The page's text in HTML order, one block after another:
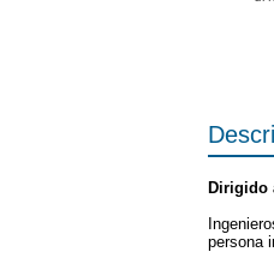
Dirigido
persona